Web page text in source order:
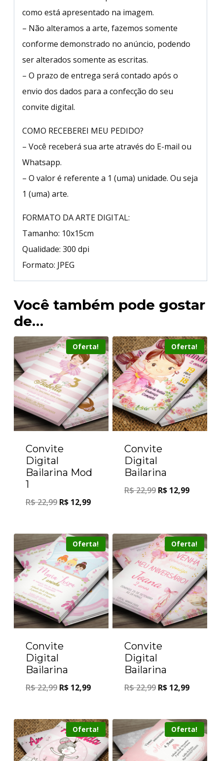
como está apresentado na imagem.
– Não alteramos a arte, fazemos somente
conforme demonstrado no anúncio, podendo
ser alterados somente as escritas.
– O prazo de entrega será contado após o
envio dos dados para a confecção do seu
convite digital.
COMO RECEBEREI MEU PEDIDO?
– Você receberá sua arte através do E-mail ou
Whatsapp.
– O valor é referente a 1 (uma) unidade. Ou seja
1 (uma) arte.
FORMATO DA ARTE DIGITAL:
Tamanho: 10x15cm
Qualidade: 300 dpi
Formato: JPEG
Você também pode gostar
de…
Oferta!
Convite
Digital
Bailarina Mod
1
R$22,99 R$ 12,99
Oferta!
Convite
Digital
Bailarina
R$22,99 R$ 12,99
Oferta!
Convite
Digital
Bailarina
R$22,99 R$ 12,99
Oferta!
Convite
Digital
Bailarina
R$22,99 R$ 12,99
Oferta! Oferta!